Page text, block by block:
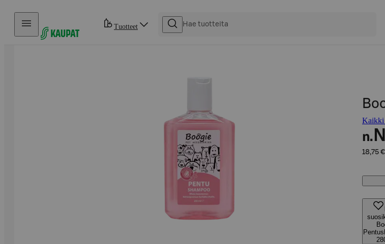
Hyppää sisältöön
Tuotteet
Kaikki
n.
18,75